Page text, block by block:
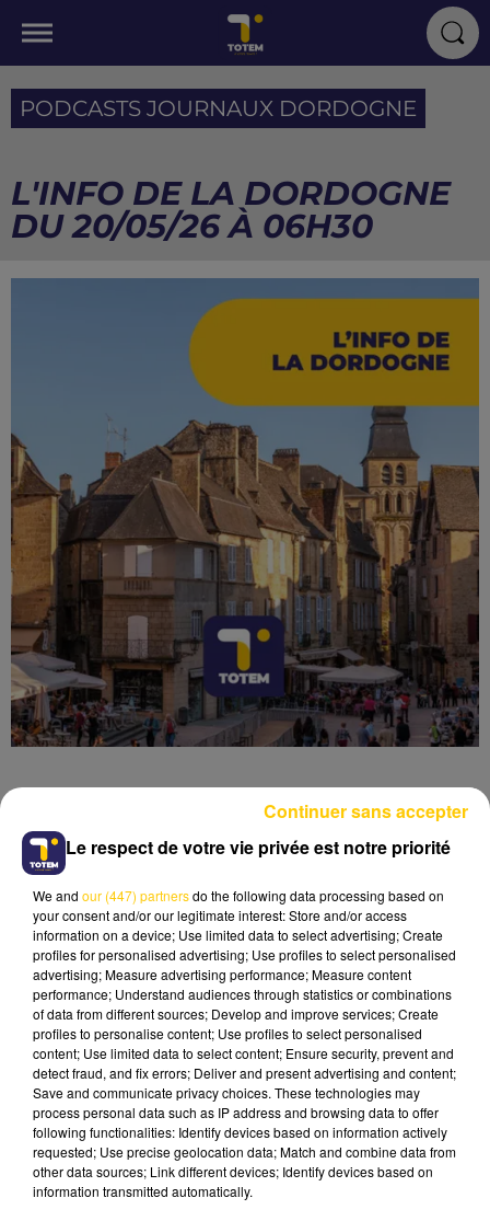
PODCASTS JOURNAUX DORDOGNE
L'INFO DE LA DORDOGNE
DU 20/05/26 À 06H30
20 mai 2026 - 4 min 6 sec
L'INFO DE LA DORDOGNE DU 20/05/26
À 06H30
Ecoutez sur Totem l'information à Tulle, Brive,
dans le Nord du Lot et le pays sarladais avec les
reportages de nos journalistes sur le terrain.
Le respect de votre vie privée est notre priorité
We and our (447) partnersdo the following data processing based on
your consent and/or our legitimate interest: Store and/or access
information on a device; Use limited data to select advertising; Create
profiles for personalised advertising; Use profiles to select personalised
advertising; Measure advertising performance; Measure content
performance; Understand audiences through statistics or combinations
of data from different sources; Develop and improve services; Create
profiles to personalise content; Use profiles to select personalised
content; Use limited data to select content; Ensure security, prevent and
detect fraud, and fix errors; Deliver and present advertising and content;
Save and communicate privacy choices. These technologies may
process personal data such as IP address and browsing data to offer
following functionalities: Identify devices based on information actively
requested; Use precise geolocation data; Match and combine data from
other data sources; Link different devices; Identify devices based on
information transmitted automatically.
Continuer sans accepter